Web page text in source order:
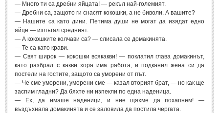
Япония
ПОЖЕЛАНИЯ
ПОЖЕЛАНИЯ
Рожден ден
Осми март
— Много ти са дребни яйцата! — рекъл най-големият.
— Дребни са, защото ги снасят кокошки, а не биволи. А вашите?
— Нашите са като дини. Петима души не могат да изядат едно
яйце — излъгал средният.
— А кокошките колчави са? — слисала се домакинята.
— Те са като крави.
— Свят широк — кокошки всякакви! — поклатил глава домакинът,
като разбрал с какви хора има работа, и подканил жена си да
постели на гостите, защото са уморени от път.
— Че сме уморени, уморени сме — казал вторият брат, — но как ще
заспим гладни? Да бяхте ни изпекли по една наденица.
— Ех, да имаше наденици, и ние щяхме да похапнем! —
въздъхнала домакинята и се заловила да постила чергата.